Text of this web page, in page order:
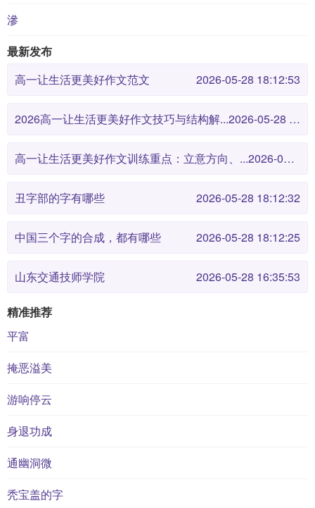
滲
最新发布
高一让生活更美好作文范文
2026-05-28 18:12:53
2026高一让生活更美好作文技巧与结构解... 2026-05-28 18:12:46
高一让生活更美好作文训练重点：立意方向、... 2026-05-28 18:12:38
丑字部的字有哪些 2026-05-28 18:12:32
中国三个字的合成，都有哪些 2026-05-28 18:12:25
山东交通技师学院 2026-05-28 16:35:53
精准推荐
平富
掩恶溢美
游响停云
身退功成
通幽洞微
秃宝盖的字